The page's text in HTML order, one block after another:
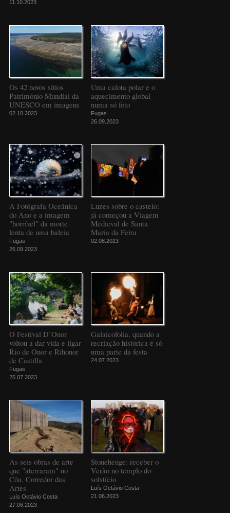
11.10.2023
Os 42 novos sítios
Património Mundial da
UNESCO em imagens
02.10.2023
Uma calota polar e o
aquecimento global
numa só foto
Fugas
26.09.2023
A Fotógrafa Oceânica
do Ano e a imagem
"horrível" da morte
lenta de uma baleia
Fugas
26.09.2023
Luzes sobre o castelo:
já começou a Viagem
Medieval de Santa
Maria da Feira
02.08.2023
O Festival D’Onor
voltou a dar vida e ligar
Rio de Onor e Rihonor
de Castilla
Fugas
25.07.2023
Galaicofolia, quando a
recriação histórica é só
uma parte da festa
24.07.2023
As seis obras de arte
que "aterraram" no
Côa, Corredor das
Artes
Luís Octávio Costa
27.06.2023
Stonehenge: receber o
Verão no templo do
solstício
Luís Octávio Costa
21.06.2023